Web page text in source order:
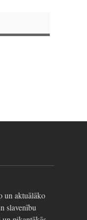
un aktuālāko
slavenību